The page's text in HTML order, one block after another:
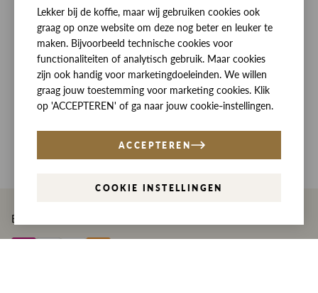
DE HEEREN VAN RINSMA
RINSMA.CONCEPTS
Eten en drinken
Openingstijden
Werken bij RINSMA
Veelgestelde vragen
Retourneren & Ruilen
Betaalmethoden
Bezorgen
Contact
SOCIALS
ZIJ VAN RINSMA
DE HEEREN VAN RINSMA
Betaal eenvoudig en veilig met
Lekker bij de koffie, maar wij gebruiken cookies ook
graag op onze website om deze nog beter en leuker te
maken. Bijvoorbeeld technische cookies voor
functionaliteiten of analytisch gebruik. Maar cookies
zijn ook handig voor marketingdoeleinden. We willen
graag jouw toestemming voor marketing cookies. Klik
op 'ACCEPTEREN' of ga naar jouw cookie-instellingen.
COOKIE INSTELLINGEN
ACCEPTEREN